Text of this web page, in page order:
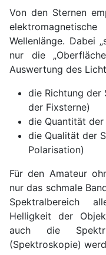
Von den Sternen
Wellenlänge. Dabei
nur die
Auswertung des
die Richtung der
der Fixsterne)
die Quantität
die Qualität der
Polarisation)
Für den Amateur
nur das schmale
Spektralbereich
Helligkeit der
auch die
(Spektroskopie)